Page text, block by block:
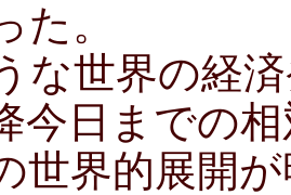
た。
世界の経
今日までの
世界的展開